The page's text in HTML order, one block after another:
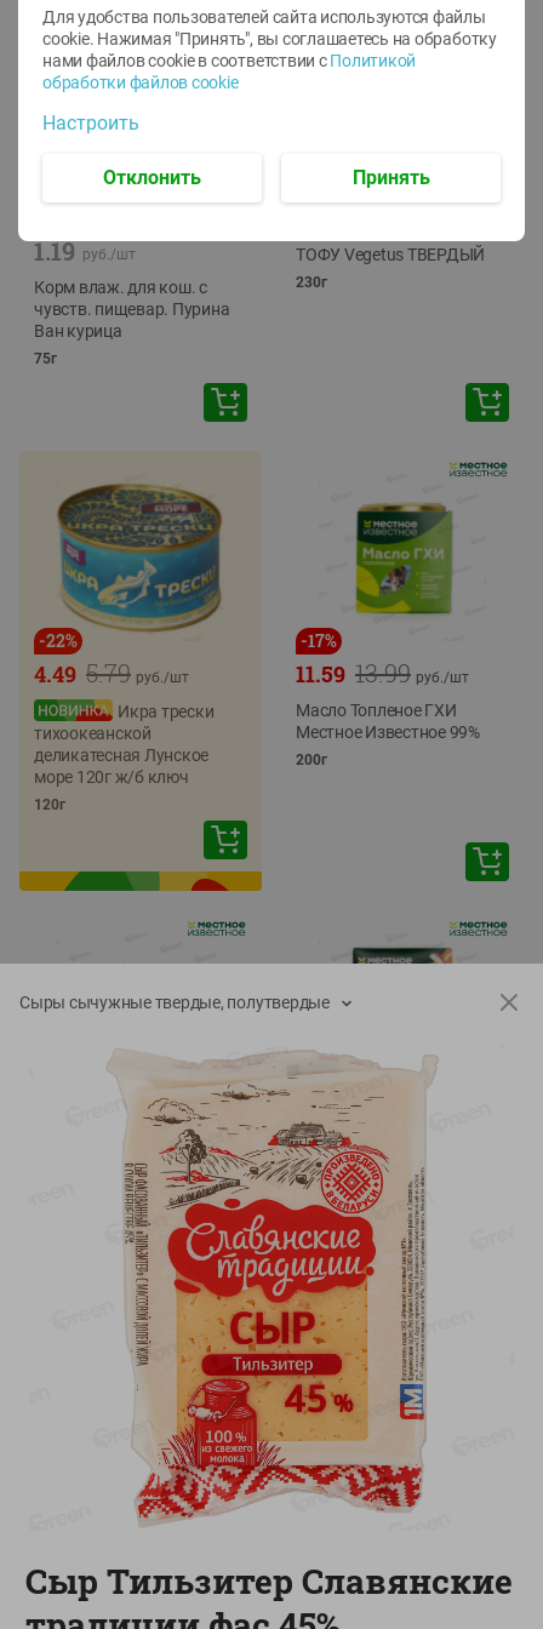
1.19 руб./шт
Корм влаж. для кош. с
чувств. пищевар. Пурина
Ван курица
75г
ТОФУ Vegetus ТВЕРДЫЙ
230г
-22%
5.79
4.49 руб./шт
Икра трески
тихоокеанской
деликатесная Лунское
море 120г ж/б ключ
120г
-17%
13.99
11.59 руб./шт
Масло Топленое ГХИ
Местное Известное 99%
200г
6.89 шт
Яйца перепелиные
копченые Молодецкие
Местное известное 20 шт
упак Солигорска п/ф
20%
4.99
3.99
Конфеты фруктово-
ягодные Местное
известное яблоко-тыква
Хоба
60г
Показано 1-14 из 78
Показать 15-28 из 78
Специально для вас
Сыры сычужные твердые, полутвердые
Сыр Тильзитер Славянские
Для удобства пользователей сайта используются файлы
cookie. Нажимая "Принять", вы соглашаетесь на обработку
нами файлов cookie в соответствии с Политикой
обработки файлов cookie
Настроить
Отклонить Принять